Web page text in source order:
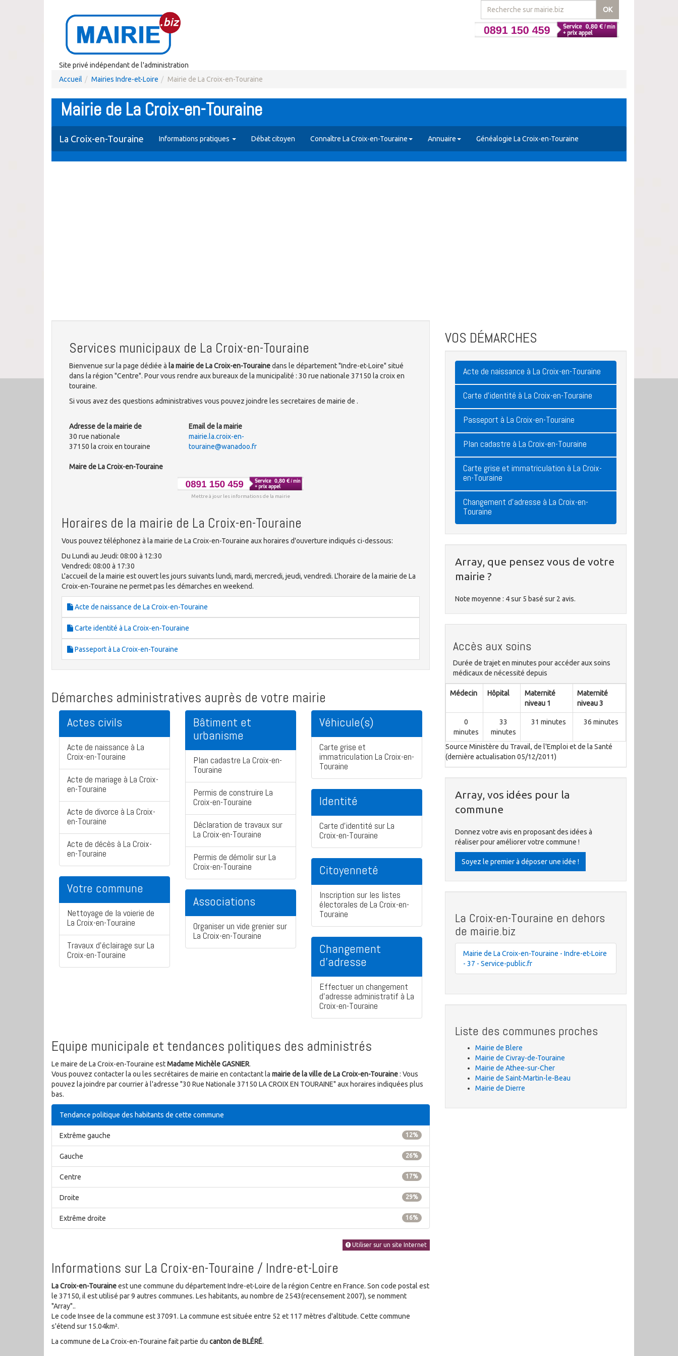
OK
Site privé indépendant de l'administration
Accueil
Mairies Indre-et-Loire Mairie de La Croix-en-Touraine
Mairie de La Croix-en-Touraine
La Croix-en-Touraine Informations pratiques Débat citoyen Connaître La Croix-en-Touraine Annuaire Généalogie La Croix-en-Touraine
Services municipaux de La Croix-en-Touraine
Bienvenue sur la page dédiée à la mairie de La Croix-en-Tourainedans le département "Indre-et-Loire" situé
dans la région "Centre". Pour vous rendre aux bureaux de la municipalité : 30 rue nationale 37150 la croix en
touraine.
Si vous avez des questions administratives vous pouvez joindre les secretaires de mairie de .
Adresse de la mairie de
30 rue nationale
37150 la croix en touraine
Maire de La Croix-en-Touraine
Email de la mairie
mairie.la.croix-en-
touraine@wanadoo.fr
Mettre à jour les informations de la mairie
Horaires de la mairie de La Croix-en-Touraine
Vous pouvez téléphonez à la mairie de La Croix-en-Touraine aux horaires d'ouverture indiqués ci-dessous:
Du Lundi au Jeudi: 08:00 à 12:30
Vendredi: 08:00 à 17:30
L'accueil de la mairie est ouvert les jours suivants lundi, mardi, mercredi, jeudi, vendredi. L'horaire de la mairie de La
Croix-en-Touraine ne permet pas les démarches en weekend.
Acte de naissance de La Croix-en-Touraine
Carte identité à La Croix-en-Touraine
Passeport à La Croix-en-Touraine
Démarches administratives auprès de votre mairie
Actes civils
Acte de naissance à La
Croix-en-Touraine
Acte de mariage à La Croix-
en-Touraine
Acte de divorce à La Croix-
en-Touraine
Acte de décès à La Croix-
en-Touraine
Votre commune
Nettoyage de la voierie de
La Croix-en-Touraine
Travaux d'éclairage sur La
Croix-en-Touraine
Bâtiment et
urbanisme
Plan cadastre La Croix-en-
Touraine
Permis de construire La
Croix-en-Touraine
Déclaration de travaux sur
La Croix-en-Touraine
Permis de démolir sur La
Croix-en-Touraine
Associations
Organiser un vide grenier sur
La Croix-en-Touraine
Véhicule(s)
Carte grise et
immatriculation La Croix-en-
Touraine
Identité
Carte d'identité sur La
Croix-en-Touraine
Citoyenneté
Inscription sur les listes
électorales de La Croix-en-
Touraine
Changement
d'adresse
Effectuer un changement
d'adresse administratif à La
Croix-en-Touraine
Equipe municipale et tendances politiques des administrés
Le maire de La Croix-en-Touraine estMadame Michèle GASNIER.
Vous pouvez contacter la ou les secrétaires de mairie en contactant la mairie de la ville de La Croix-en-Touraine: Vous
pouvez la joindre par courrier à l'adresse "30 Rue Nationale 37150 LA CROIX EN TOURAINE" aux horaires indiquées plus
bas.
Tendance politique des habitants de cette commune
12%
Extrême gauche
26%
Gauche
17%
Centre
29%
Droite
16%
Extrême droite
Utiliser sur un site Internet
Informations sur La Croix-en-Touraine / Indre-et-Loire
La Croix-en-Touraineest une commune du département Indre-et-Loire de la région Centre en France. Son code postal est
le 37150, il est utilisé par 9 autres communes. Les habitants, au nombre de 2543(recensement 2007), se nomment
"Array"..
Le code Insee de la commune est 37091. La commune est située entre 52 et 117 mètres d'altitude. Cette commune
s'étend sur 15.04km².
La commune de La Croix-en-Touraine fait partie du canton de BLÉRÉ.
VOS DÉMARCHES
Acte de naissance à La Croix-en-Touraine
Carte d'identité à La Croix-en-Touraine
Passeport à La Croix-en-Touraine
Plan cadastre à La Croix-en-Touraine
Carte grise et immatriculation à La Croix-
en-Touraine
Changement d'adresse à La Croix-en-
Touraine
Array, que pensez vous de votre
mairie ?
Note moyenne : 4sur 5 basé sur 2 avis.
Accès aux soins
Durée de trajet en minutes pour accéder aux soins
médicaux de nécessité depuis
Médecin Hôpital
Maternité
niveau 1
Maternité
niveau 3
0
minutes
33
minutes
31 minutes 36 minutes
Source Ministère du Travail, de l'Emploi et de la Santé
(dernière actualisation 05/12/2011)
Array, vos idées pour la
commune
Donnez votre avis en proposant des idées à
réaliser pour améliorer votre commune !
Soyez le premier à déposer une idée !
La Croix-en-Touraine en dehors
de mairie.biz
Mairie de La Croix-en-Touraine - Indre-et-Loire
- 37 - Service-public.fr
Liste des communes proches
Mairie de Blere
Mairie de Civray-de-Touraine
Mairie de Athee-sur-Cher
Mairie de Saint-Martin-le-Beau
Mairie de Dierre